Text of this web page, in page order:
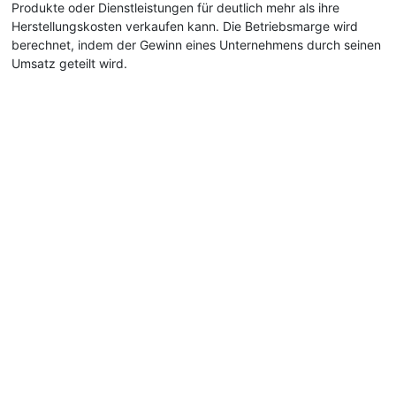
Produkte oder Dienstleistungen für deutlich mehr als ihre
Herstellungskosten verkaufen kann. Die Betriebsmarge wird
berechnet, indem der Gewinn eines Unternehmens durch seinen
Umsatz geteilt wird.